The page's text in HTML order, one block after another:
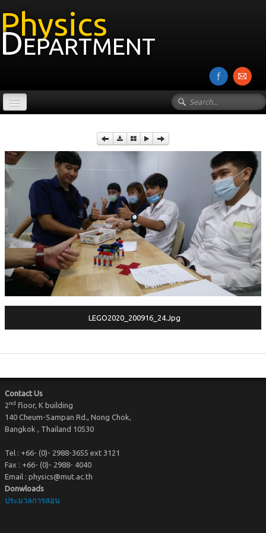
Physics
Department
งานวิจัย
รายวิชา
Photos▼
KM@Physics
Physics Community
LEGO2020_200916_24.jpg
Contact Us
2nd floor, K building
140 Cheum-Sampan Rd., Nong Chok,
Bangkok , Thailand 10530
Tel : +66- (0)- 2988-3655 ext 3121
Fax : +66- (0)- 2988- 4040
Email : physics@mut.ac.th
Donwloads
ประมวลการสอน